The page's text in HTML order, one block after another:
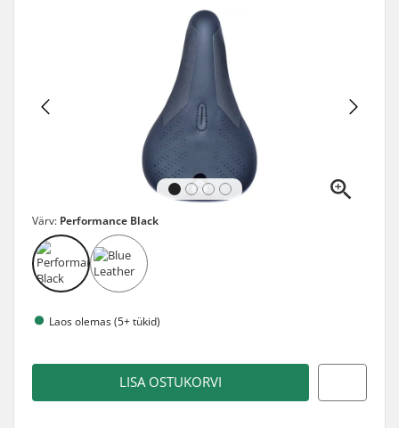
Värv: Performance Black
Laos olemas (5+ tükid)
LISA OSTUKORVI